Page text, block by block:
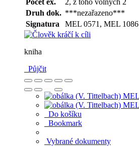
Počet ex.
2, z toho volných 2
Druh dok. ***nezařazeno***
Signatura
MEL 0571, MEL 1086
kniha
Půjčit
Do košíku
Bookmark
Vybrané dokumenty